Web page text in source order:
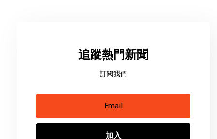
追蹤熱門新聞
訂閱我們
加入